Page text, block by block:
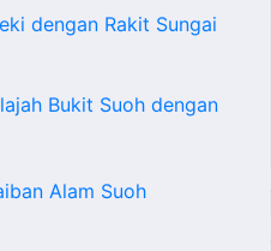
dengan Rakit Sungai
Bukit Suoh dengan
Alam Suoh